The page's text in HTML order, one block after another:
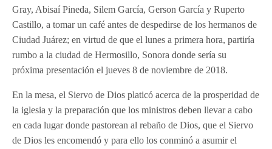
Gray, Abisaí Pineda, Silem García, Gerson García y Ruperto
Castillo, a tomar un café antes de despedirse de los hermanos de
Ciudad Juárez; en virtud de que el lunes a primera hora, partiría
rumbo a la ciudad de Hermosillo, Sonora donde sería su
próxima presentación el jueves 8 de noviembre de 2018.
En la mesa, el Siervo de Dios platicó acerca de la prosperidad de
la iglesia y la preparación que los ministros deben llevar a cabo
en cada lugar donde pastorean al rebaño de Dios, que el Siervo
de Dios les encomendó y para ello los conminó a asumir el